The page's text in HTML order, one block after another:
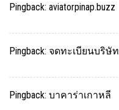
Pingback: aviatorpinap.buzz
Pingback: จดทะเบียนบริษัท
Pingback: บาคาร่าเกาหลี